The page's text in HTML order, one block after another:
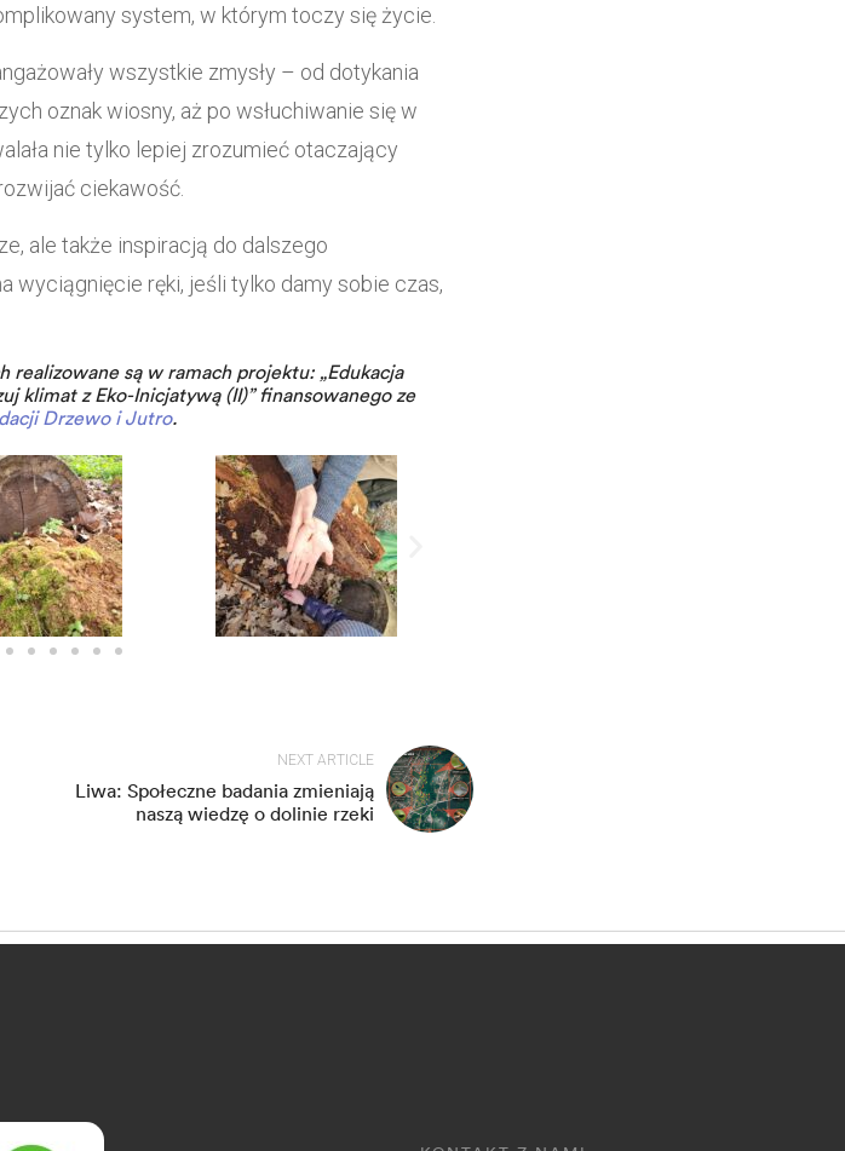
system, w którym toczy się życie.
wszystkie zmysły – od dotykania
oznak wiosny, aż po wsłuchiwanie się w
nie tylko lepiej zrozumieć otaczający
ciekawość.
ale także inspiracją do dalszego
wyciągnięcie ręki, jeśli tylko damy sobie czas,
są w ramach projektu: „Edukacja
klimat z Eko-Inicjatywą (II)” finansowanego ze
Drzewo i Jutro.
NEXT ARTICLE
Liwa: Społeczne badania zmieniają
naszą wiedzę o dolinie rzeki